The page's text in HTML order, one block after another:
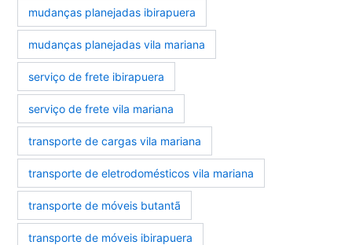
mudanças planejadas ibirapuera
mudanças planejadas vila mariana
serviço de frete ibirapuera
serviço de frete vila mariana
transporte de cargas vila mariana
transporte de eletrodomésticos vila mariana
transporte de móveis butantã
transporte de móveis ibirapuera